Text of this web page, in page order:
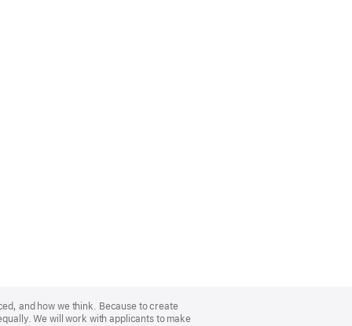
and how we think. Because to create
We will work with applicants to make